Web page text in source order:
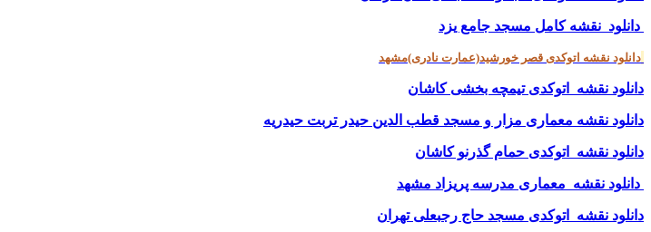
دانلود نقشه کامل مسجد جامع یزد
دانلود نقشه اتوکدی قصر خورشید(عمارت نادری)مشهد
دانلود نقشه اتوکدی تیمچه بخشی کاشان
دانلود نقشه معماری مزار و مسجد قطب الدین حیدر تربت حیدریه
دانلود نقشه اتوکدی حمام گذرنو کاشان
دانلود نقشه معماری مدرسه پریزاد مشهد
دانلود نقشه اتوکدی مسجد حاج رجبعلی تهران